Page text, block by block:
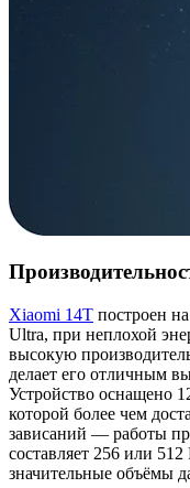
Xiaomi 14T построен
Ultra, при неплохой
высокую
делает его отличным
Устройство оснащено
которой более чем
зависаний — работы
составляет 256 или
значительные объёмы